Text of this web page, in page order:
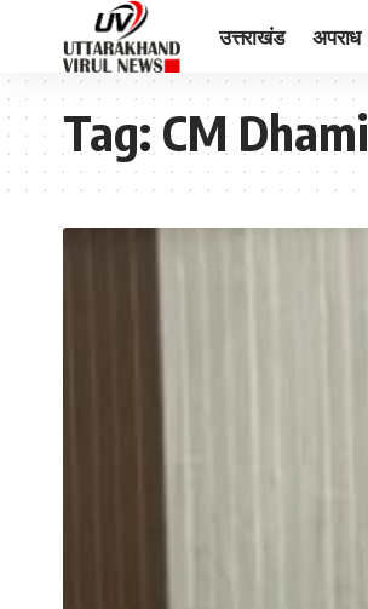
उत्तराखंड अपराध
Tag:CM Dhami